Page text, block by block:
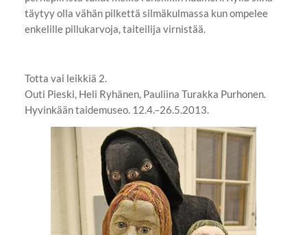
täytyy olla vähän pilkettä silmäkulmassa kun ompelee
enkelille pillukarvoja, taiteilija virnistää.
Totta vai leikkiä 2.
Outi Pieski, Heli Ryhänen, Pauliina Turakka Purhonen.
Hyvinkään taidemuseo. 12.4.–26.5.2013.